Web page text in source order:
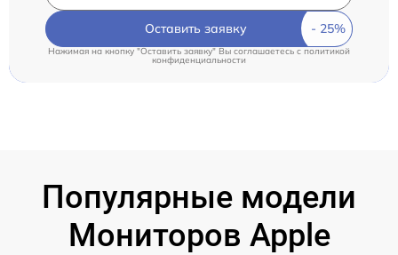
Оставить заявку
Нажимая на кнопку "Оставить заявку" Вы соглашаетесь cполитикой
конфиденциальности
Популярные модели
Мониторов Apple